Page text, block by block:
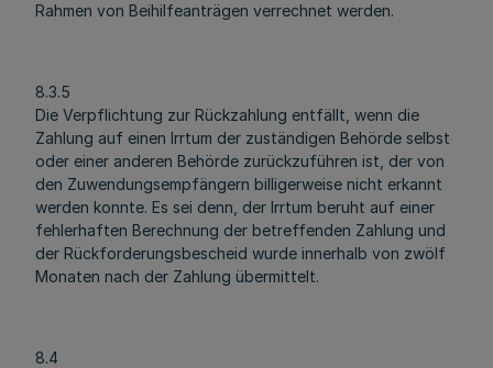
Rahmen von Beihilfeanträgen verrechnet werden.
8.3.5
Die Verpflichtung zur Rückzahlung entfällt, wenn die
Zahlung auf einen Irrtum der zuständigen Behörde selbst
oder einer anderen Behörde zurückzuführen ist, der von
den Zuwendungsempfängern billigerweise nicht erkannt
werden konnte. Es sei denn, der Irrtum beruht auf einer
fehlerhaften Berechnung der betreffenden Zahlung und
der Rückforderungsbescheid wurde innerhalb von zwölf
Monaten nach der Zahlung übermittelt.
8.4